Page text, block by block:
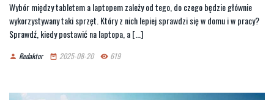
Wybór między tabletem a laptopem zależy od tego, do czego będzie głównie
wykorzystywany taki sprzęt. Który z nich lepiej sprawdzi się w domu i w pracy?
Sprawdź, kiedy postawić na laptopa, a [...]
person Redaktor date_range 2025-08-20 remove_red_eye 619